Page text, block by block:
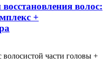
волос:
+
части головы +